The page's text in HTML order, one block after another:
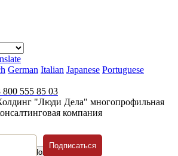
German Italian Japanese Portuguese
800 555 85 03
"Люди Дела" многопрофильная
компания
Подписаться